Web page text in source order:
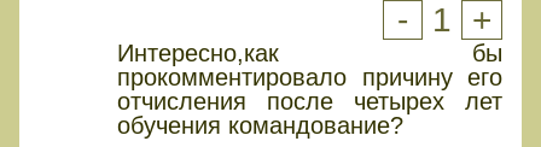
- 1 +
Интересно,как бы
прокомментировало причину его
отчисления после четырех лет
обучения командование?